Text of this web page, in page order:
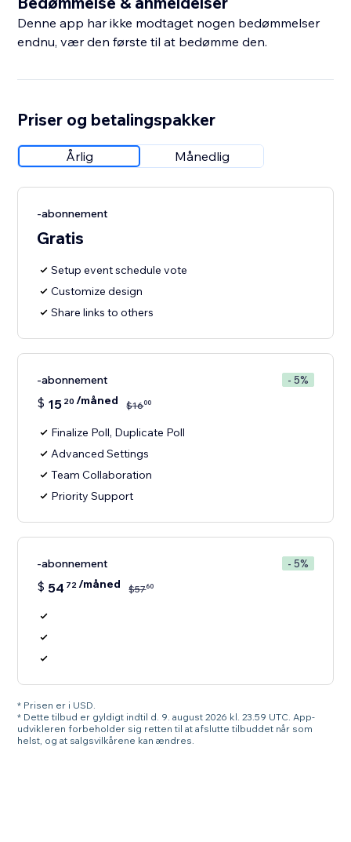
Denne app har ikke modtaget nogen bedømmelser
endnu, vær den første til at bedømme den.
Priser og betalingspakker
Årlig Månedlig
-abonnement
Gratis
Setup event schedule vote
Customize design
Share links to others
-abonnement - 5%
$ 15 20 /måned $1600
Finalize Poll, Duplicate Poll
Advanced Settings
Team Collaboration
Priority Support
-abonnement - 5%
$ 54 72/måned $5760
* Prisen er i USD.
* Dette tilbud er gyldigt indtil d. 9. august 2026 kl. 23.59 UTC. App-
udvikleren forbeholder sig retten til at afslutte tilbuddet når som
helst, og at salgsvilkårene kan ændres.